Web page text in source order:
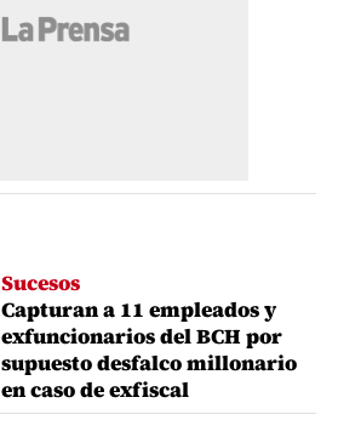
Sucesos
Capturan a 11 empleados y
exfuncionarios del BCH por
supuesto desfalco millonario
en caso de exfiscal